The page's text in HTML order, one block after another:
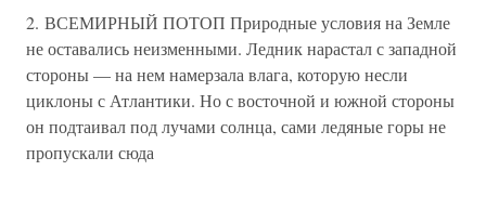
2. ВСЕМИРНЫЙ ПОТОП Природные условия на Земле
не оставались неизменными. Ледник нарастал с западной
стороны — на нем намерзала влага, которую несли
циклоны с Атлантики. Но с восточной и южной стороны
он подтаивал под лучами солнца, сами ледяные горы не
пропускали сюда